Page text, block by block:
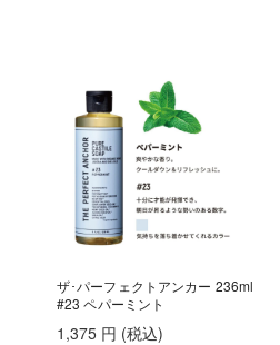
ザ･パーフェクトアンカー 236ml
#23 ペパーミント
1,375 円 (税込)